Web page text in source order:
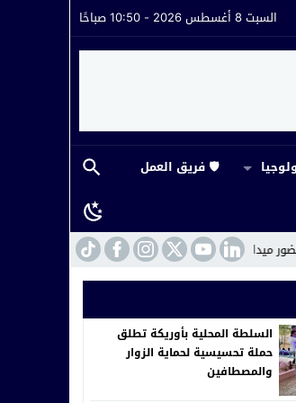
السبت 8 أغسطس 2026 - 10:50 صباحًا
🛡️ فريق العمل
22:16 مراكش.. القضاء يفتح ملف ابتزاز في قضية
السلطة المحلية بأوريكة تطلق
حملة تحسيسية لحماية الزوار
والمصطافين